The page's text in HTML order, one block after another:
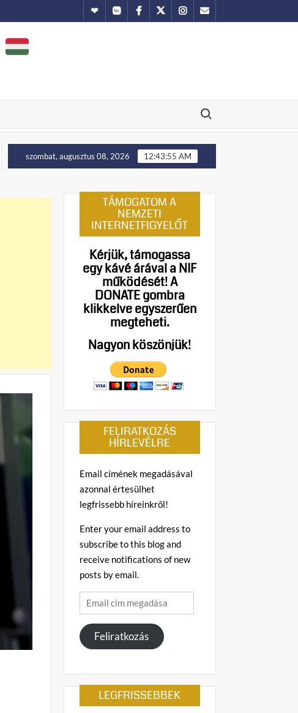
HundubVkontakte
Facebook
TwitterInstagram
Email
Search for:
Putyin: Ukrajna nyugati területei előbb-utóbb visszakerülnek
szombat, augusztus 08, 2026 12:43:56 AM
TÁMOGATOM A
NEMZETI
INTERNETFIGYELŐT
Kérjük, támogassa
egy kávé árával a NIF
működését!A
DONATE gombra
klikkelve egyszerűen
megteheti.
Nagyon köszönjük!
FELIRATKOZÁS
HÍRLEVÉLRE
Email címének megadásával
azonnal értesülhet
legfrissebb híreinkről!
Enter your email address to
subscribe to this blog and
receive notifications of new
posts by email.
Email
cím
megadása
Feliratkozás
LEGFRISSEBBEK